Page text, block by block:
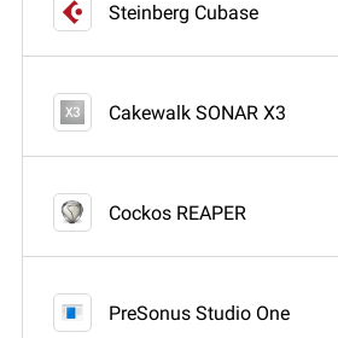
Steinberg Cubase
Cakewalk SONAR X3
Cockos REAPER
PreSonus Studio One